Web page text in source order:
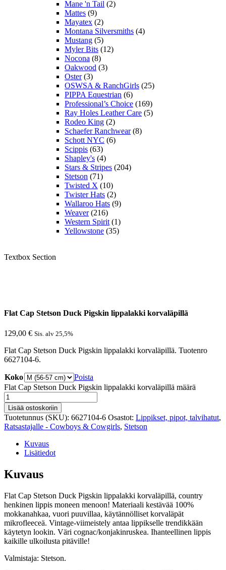
Mane 'n Tail (2)
Mattes (9)
Mayatex (2)
Montana Silversmiths (4)
Mustang (5)
Myler Bits (12)
Nocona (8)
Oakwood (3)
Oster (3)
OSWSA & RanchGirls (25)
PIPPA Equestrian (6)
Professional’s Choice (169)
Ray Holes Leather Care (5)
Rodeo King (2)
Schaefer Ranchwear (8)
Schott NYC (6)
Scippis (63)
Shapley's (4)
Stars & Stripes (204)
Stetson (71)
Twisted X (10)
Twister Hats (2)
Wallaroo Hats (9)
Weaver (216)
Western Spirit (1)
Yellowstone (35)
Textbox Section
Flat Cap Stetson Duck Pigskin lippalakki korvaläpillä
129,00 € Sis. alv 25,5%
Flat Cap Stetson Duck Pigskin lippalakki korvaläpillä. Tuotenro
6627104-6.
Koko
Poista
Flat Cap Stetson Duck Pigskin lippalakki korvaläpillä määrä
Lisää ostoskoriin
Tuotetunnus (SKU): 6627104-6 Osastot: Lippikset, pipot, talvihatut,
Ratsastajalle - Cowboys & Cowgirls, Stetson
Kuvaus
Lisätiedot
Kuvaus
Flat Cap Stetson Duck Pigskin lippalakki korvaläpillä, country
henkinen lippis moneen menoon! Materiaali kestävää 100%
mokkanahkaa, vuori puuvillaa, käytännölliset korvaläpät
mikrofleeceä. Vintage-viimeistely antaa lippikselle trendikkään
käytetyn lookin. Väri cognac/konjakinruskea. Ihanteellinen lippis
kaikille ulkoilusta pitäville!
Valmistaja: Stetson.